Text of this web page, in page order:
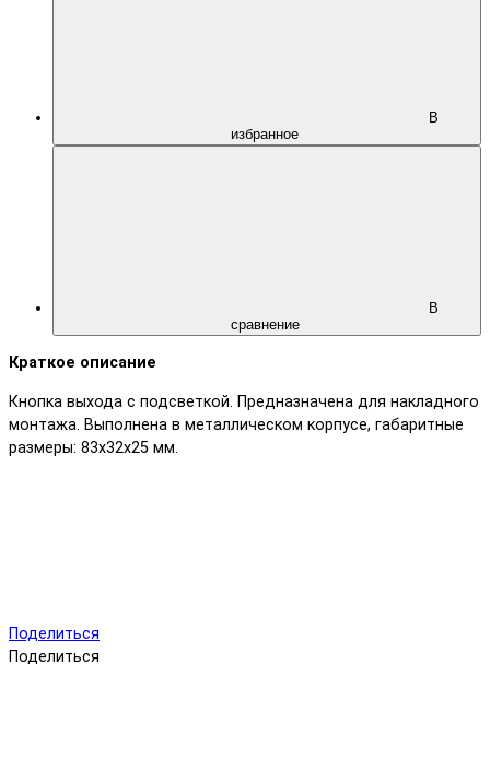
В
избранное
В
сравнение
Краткое описание
Кнопка выхода с подсветкой. Предназначена для накладного
монтажа. Выполнена в металлическом корпусе, габаритные
размеры: 83х32х25 мм.
Поделиться
Поделиться